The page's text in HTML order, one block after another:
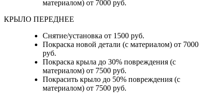
материалом) от 7000 руб.
КРЫЛО ПЕРЕДНЕЕ
Снятие/установка от 1500 руб.
Покраска новой детали (с материалом) от 7000
руб.
Покраска крыла до 30% повреждения (с
материалом) от 7500 руб.
Покрасить крыло до 50% повреждения (с
материалом) от 7500 руб.